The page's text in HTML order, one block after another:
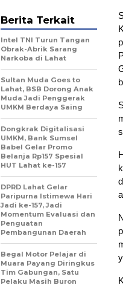
Berita Terkait
Intel TNI Turun Tangan
Obrak-Abrik Sarang
Narkoba di Lahat
Sultan Muda Goes to
Lahat, BSB Dorong Anak
Muda Jadi Penggerak
UMKM Berdaya Saing
Dongkrak Digitalisasi
UMKM, Bank Sumsel
Babel Gelar Promo
Belanja Rp157 Spesial
HUT Lahat ke-157
DPRD Lahat Gelar
Paripurna Istimewa Hari
Jadi ke-157, Jadi
Momentum Evaluasi dan
Penguatan
Pembangunan Daerah
Begal Motor Pelajar di
Muara Payang Diringkus
Tim Gabungan, Satu
Pelaku Masih Buron